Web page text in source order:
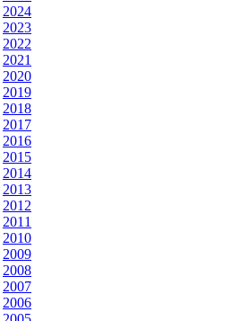
2024
2023
2022
2021
2020
2019
2018
2017
2016
2015
2014
2013
2012
2011
2010
2009
2008
2007
2006